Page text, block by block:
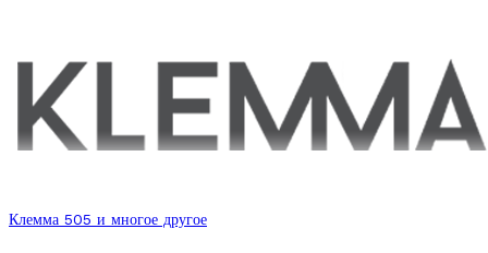
Клемма 505 и многое другое